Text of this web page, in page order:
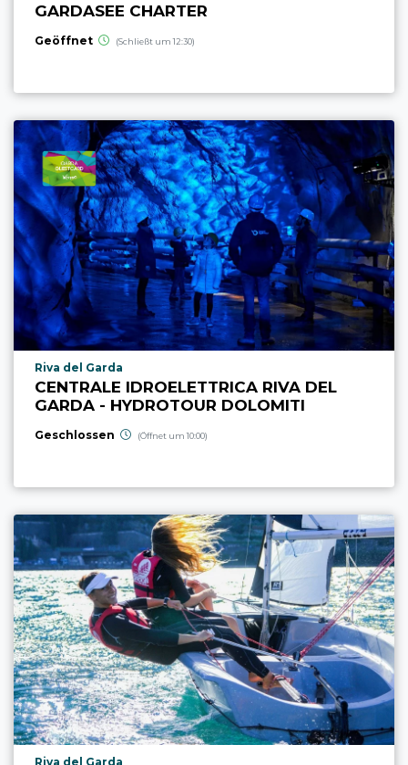
GARDASEE CHARTER
Geöffnet (Schließt um 12:30)
aria.poi_location_prefix
Riva del Garda
CENTRALE IDROELETTRICA RIVA DEL
GARDA - HYDROTOUR DOLOMITI
Geschlossen (Öffnet um 10:00)
aria.poi_location_prefix
Riva del Garda